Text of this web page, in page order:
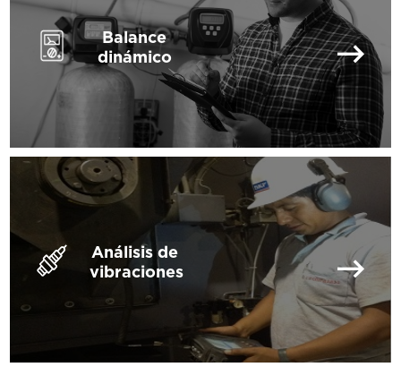
Balance
dinámico
Análisis de
vibraciones